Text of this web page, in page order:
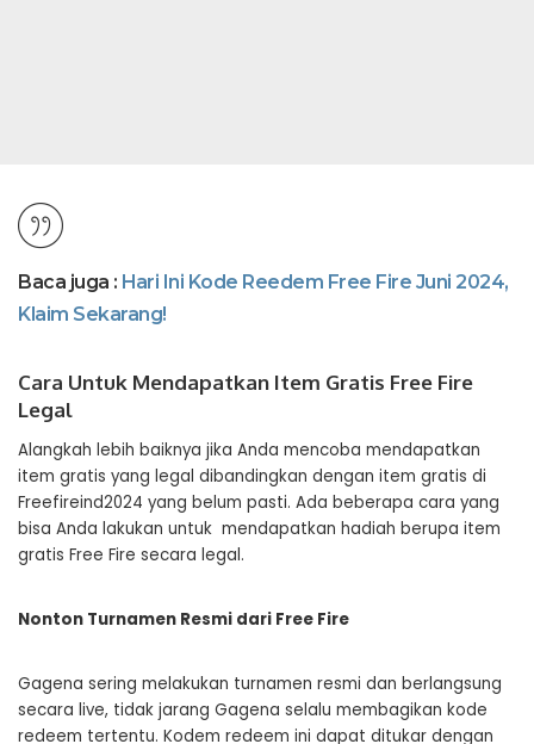
Baca juga : Hari Ini Kode Reedem Free Fire Juni 2024,
Klaim Sekarang!
Cara Untuk Mendapatkan Item Gratis Free Fire
Legal
Alangkah lebih baiknya jika Anda mencoba mendapatkan
item gratis yang legal dibandingkan dengan item gratis di
Freefireind2024 yang belum pasti. Ada beberapa cara yang
bisa Anda lakukan untuk mendapatkan hadiah berupa item
gratis Free Fire secara legal.
Nonton Turnamen Resmi dari Free Fire
Gagena sering melakukan turnamen resmi dan berlangsung
secara live, tidak jarang Gagena selalu membagikan kode
redeem tertentu. Kodem redeem ini dapat ditukar dengan